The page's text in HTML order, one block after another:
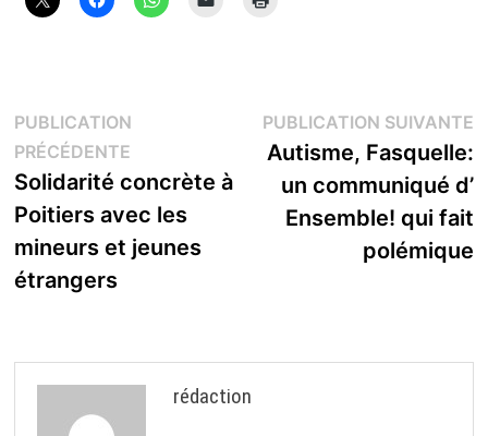
Navigation
de
l’article
PUBLICATION
PRÉCÉDENTEPublication
précédente :
Solidarité concrète à
Poitiers avec les
mineurs et jeunes
étrangers
PUBLICATION SUIVANTE
Autisme, Fasquelle:
un communiqué d’
Ensemble! qui fait
polémique
rédaction